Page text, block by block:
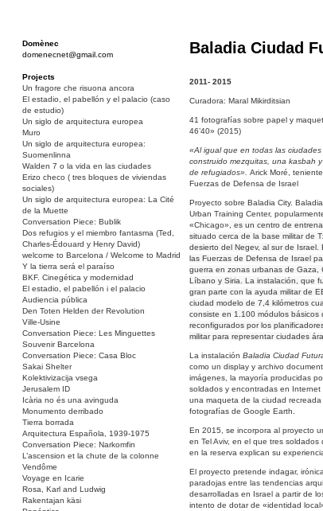
Domènec
domenecnet@gmail.com
Projects
Un fragore che risuona ancora
El estadio, el pabellón y el palacio (caso
de estudio)
Un siglo de arquitectura europea
Muro
Un siglo de arquitectura europea:
Suomenlinna
Walden 7 o la vida en las ciudades
Erizo checo ( tres bloques de viviendas
sociales)
Un siglo de arquitectura europea: La Cité
de la Muette
Conversation Piece: Bublik
Dos refugios y el miembro fantasma (Ted,
Charles-Édouard y Henry David)
welcome to Barcelona / Welcome to Madrid
Y la tierra será el paraíso
BKF. Cinegética y modernidad
El estadio, el pabellón i el palacio
Audiencia pública
Den Toten Helden der Revolution
Ville-Usine
Conversation Piece: Les Minguettes
Souvenir Barcelona
Conversation Piece: Casa Bloc
Sakai Shelter
Kolektivizacija vsega
Jerusalem ID
Icària no és una avinguda
Monumento derribado
Tierra borrada
Arquitectura Española, 1939-1975
Conversation Piece: Narkomfin
L’ascension et la chute de la colonne
Vendôme
Voyage en Icarie
Rosa, Karl and Ludwig
Rakentajan käsi
Baladia Ciudad
2011- 2015
Curadora: Maral Mikirditsian
41 fotografías sobre papel y
46’40» (2015)
«Al igual que en todas las
construido mezquitas, una kasbah
de refugiados». Arick Moré,
Fuerzas de Defensa de Israel
Proyecto sobre Baladia City.
Urban Training Center,
«Chicago» , es un centro de
situado cerca de la base militar de
desierto del Negev, al sur de Israel.
las Fuerzas de Defensa de Israel
guerra en zonas urbanas de Gaza,
Líbano y Siria. La instalación, que
gran parte con la ayuda militar de
ciudad modelo de 7,4 kilómetros
consiste en 1.100 módulos básicos
reconfigurados por los
militar para representar ciudades
La instalación Baladia Ciudad
como un display y archivo
imágenes, la mayoría producidas
soldados y encontradas en Internet
una maqueta de la ciudad
fotografías de Google Earth.
En 2015, se incorpora al proyecto
en Tel Aviv, en el que tres soldados
en la reserva explican su
El proyecto pretende indagar,
paradojas entre las tendencias
desarrolladas en Israel a partir de
intento de dotar de «identidad